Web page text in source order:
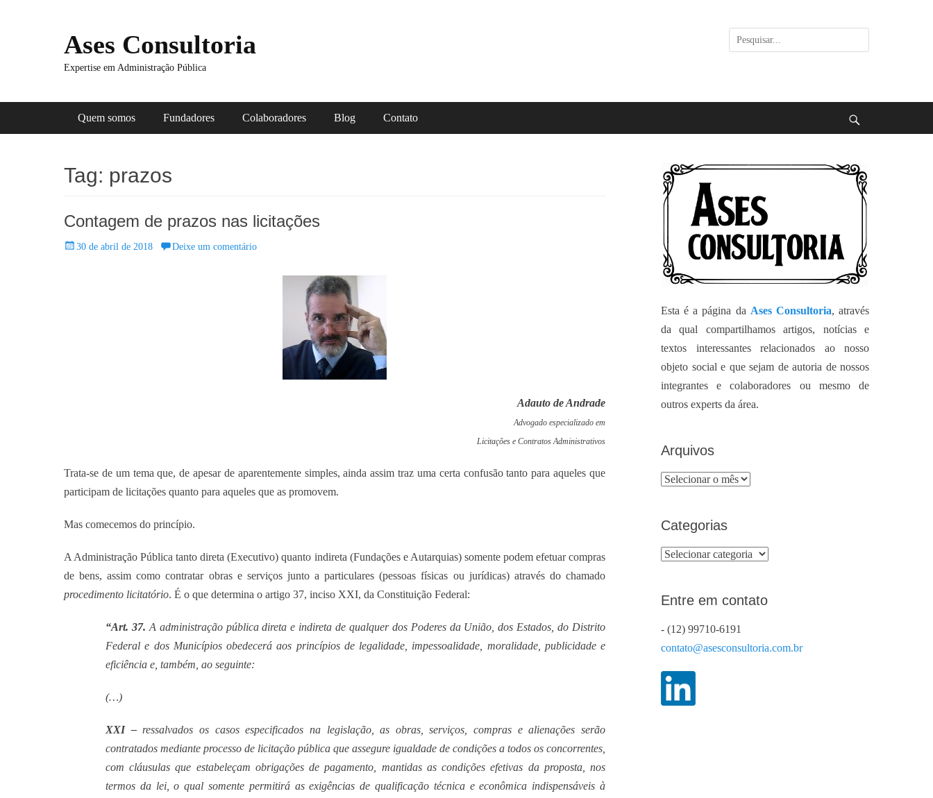
Ases Consultoria
Expertise em Administração Pública
Pesquisar
por:
Menu principal
conteúdo
Quem somos Fundadores Colaboradores Blog Contato
Tag: prazos
Contagem de prazos nas licitações
Posted30 de abril de 2018 Deixe um comentário
Adauto de Andrade
Advogado especializado em
Licitações e Contratos Administrativos
Trata-se de um tema que, de apesar de aparentemente simples, ainda assim traz uma certa confusão tanto para aqueles que
participam de licitações quanto para aqueles que as promovem.
Mas comecemos do princípio.
A Administração Pública tanto direta (Executivo) quanto indireta (Fundações e Autarquias) somente podem efetuar compras
de bens, assim como contratar obras e serviços junto a particulares (pessoas físicas ou jurídicas) através do chamado
procedimento licitatório. É o que determina o artigo 37, inciso XXI, da Constituição Federal:
“Art. 37. A administração pública direta e indireta de qualquer dos Poderes da União, dos Estados, do Distrito
Federal e dos Municípios obedecerá aos princípios de legalidade, impessoalidade, moralidade, publicidade e
eficiência e, também, ao seguinte:
(…)
XXI –ressalvados os casos especificados na legislação, as obras, serviços, compras e alienações serão
contratados mediante processo de licitação pública que assegure igualdade de condições a todos os concorrentes,
com cláusulas que estabeleçam obrigações de pagamento, mantidas as condições efetivas da proposta, nos
termos da lei, o qual somente permitirá as exigências de qualificação técnica e econômica indispensáveis à
Esta é a página da Ases Consultoria, através
da qual compartilhamos artigos, notícias e
textos interessantes relacionados ao nosso
objeto social e que sejam de autoria de nossos
integrantes e colaboradores ou mesmo de
outros experts da área.
Arquivos
Arquivos
Categorias
Categorias
Entre em contato
- (12) 99710-6191
contato@asesconsultoria.com.br